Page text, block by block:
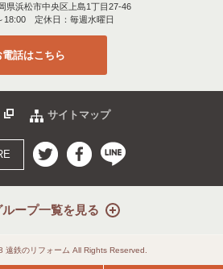
浜松市中央区上島1丁目27-46
18:00 定休日：毎週水曜日
電話はこちら
サイトマップ
ープ一覧を見る
鉄のリフォーム All Rights Reserved.